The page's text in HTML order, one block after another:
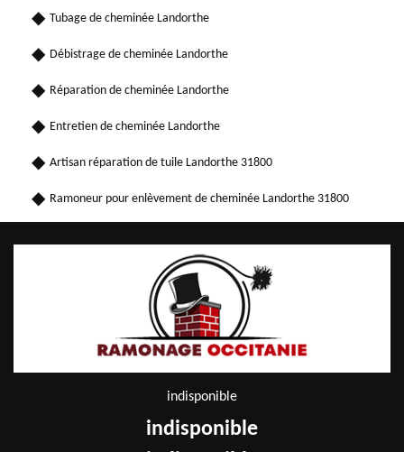
Tubage de cheminée Landorthe
Débistrage de cheminée Landorthe
Réparation de cheminée Landorthe
Entretien de cheminée Landorthe
Artisan réparation de tuile Landorthe 31800
Ramoneur pour enlèvement de cheminée Landorthe 31800
indisponible
indisponible